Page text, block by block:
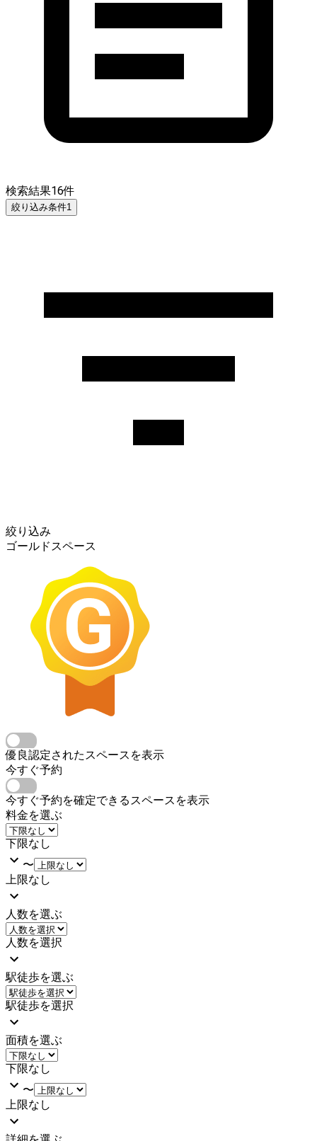
検索結果16件
絞り込み条件1
絞り込み
ゴールドスペース
優良認定されたスペースを表示
今すぐ予約
今すぐ予約を確定できるスペースを表示
料金を選ぶ
下限なし
〜
上限なし
人数を選ぶ
人数を選択
駅徒歩を選ぶ
駅徒歩を選択
面積を選ぶ
下限なし
〜
上限なし